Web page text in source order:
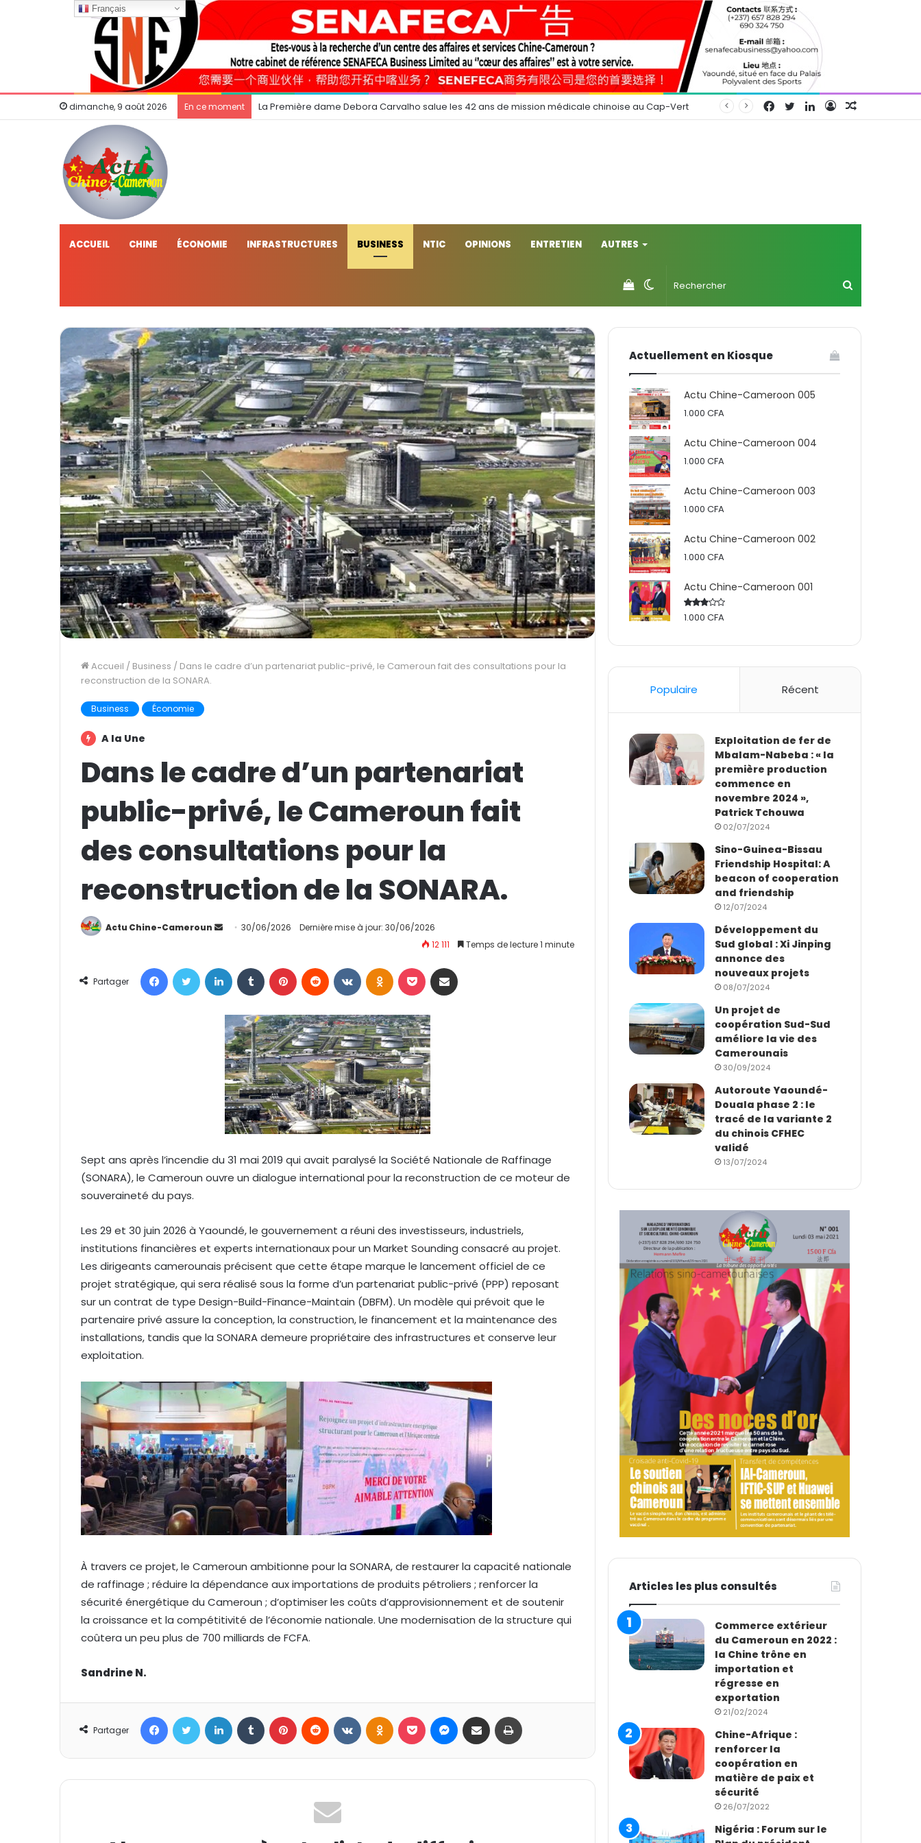
dimanche, 9 août 2026 En ce moment La Première dame Debora Carvalho salue les 42 ans de mission médicale chinoise au Cap-Vert Connexion
Linkedin
Twitter
Facebook
ACCUEIL CHINE ÉCONOMIE INFRASTRUCTURES BUSINESS NTIC OPINIONS ENTRETIEN AUTRES
Switch
skin
Voir
votre
Accueil / Business / Dans le cadre d’un partenariat public-privé, le Cameroun fait des consultations pour la
reconstruction de la SONARA.
Business Économie
A la Une
Dans le cadre d’un partenariat
public-privé, le Cameroun fait
des consultations pour la
reconstruction de la SONARA.
Actu Chine-Cameroun
y
r
u
n
c
o
u
r
i
e
30/06/2026
Dernière mise à jour: 30/06/2026
12 111
Temps de lecture 1 minute
Partager
Sept ans après l’incendie du 31 mai 2019 qui avait paralysé la Société Nationale de Raffinage
(SONARA), le Cameroun ouvre un dialogue international pour la reconstruction de ce moteur de
souveraineté du pays.
Les 29 et 30 juin 2026 à Yaoundé, le gouvernement a réuni des investisseurs, industriels,
institutions financières et experts internationaux pour un Market Sounding consacré au projet.
Les dirigeants camerounais précisent que cette étape marque le lancement officiel de ce
projet stratégique, qui sera réalisé sous la forme d’un partenariat public-privé (PPP) reposant
sur un contrat de type Design-Build-Finance-Maintain (DBFM). Un modèle qui prévoit que le
partenaire privé assure la conception, la construction, le financement et la maintenance des
installations, tandis que la SONARA demeure propriétaire des infrastructures et conserve leur
exploitation.
À travers ce projet, le Cameroun ambitionne pour la SONARA, de restaurer la capacité nationale
de raffinage ; réduire la dépendance aux importations de produits pétroliers ; renforcer la
sécurité énergétique du Cameroun ; d’optimiser les coûts d’approvisionnement et de soutenir
la croissance et la compétitivité de l’économie nationale. Une modernisation de la structure qui
coûtera un peu plus de 700 milliards de FCFA.
Sandrine N.
Partager
Actuellement en Kiosque
Actu Chine-Cameroon 005
1.000CFA
Actu Chine-Cameroon 004
1.000CFA
Actu Chine-Cameroon 003
1.000CFA
Actu Chine-Cameroon 002
1.000CFA
Actu Chine-Cameroon 001
Rated
1.000CFA
Populaire Récent
Exploitation de fer de
Mbalam-Nabeba : « la
première production
commence en
novembre 2024 »,
Patrick Tchouwa
02/07/2024
Sino-Guinea-Bissau
Friendship Hospital: A
beacon of cooperation
and friendship
12/07/2024
Développement du
Sud global : Xi Jinping
annonce des
nouveaux projets
08/07/2024
Un projet de
coopération Sud-Sud
améliore la vie des
Camerounais
30/09/2024
Autoroute Yaoundé-
Douala phase 2 : le
tracé de la variante 2
du chinois CFHEC
validé
13/07/2024
Articles les plus consultés
Commerce extérieur
du Cameroun en 2022 :
la Chine trône en
importation et
régresse en
exportation
21/02/2024
Chine-Afrique :
renforcer la
coopération en
matière de paix et
sécurité
26/07/2022
Nigéria : Forum sur le
Français